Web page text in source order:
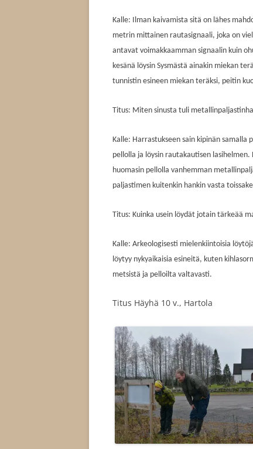
Kalle: Ilman kaivamista sitä on lähes
metrin mittainen rautasignaali, joka on
antavat voimakkaamman signaalin kuin
kesänä löysin Sysmästä ainakin miekan
tunnistin esineen miekan teräksi, peitin
Titus: Miten sinusta tuli
Kalle: Harrastukseen sain kipinän samalla
pellolla ja löysin rautakautisen
huomasin pellolla vanhemman
paljastimen kuitenkin hankin vasta
Titus: Kuinka usein löydät jotain tärkeää
Kalle: Arkeologisesti mielenkiintoisia
löytyy nykyaikaisia esineitä, kuten
metsistä ja pelloilta valtavasti.
Titus Häyhä 10 v., Hartola